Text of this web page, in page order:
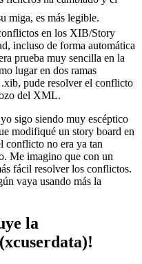
miga, es más legible.
en los XIB/Story
incluso de forma automática
prueba muy sencilla en la
lugar en dos ramas
pude resolver el conflicto
del XML.
sigo siendo muy escéptico
modifiqué un story board en
conflicto no era ya tan
Me imagino que con un
fácil resolver los conflictos.
vaya usando más la
la